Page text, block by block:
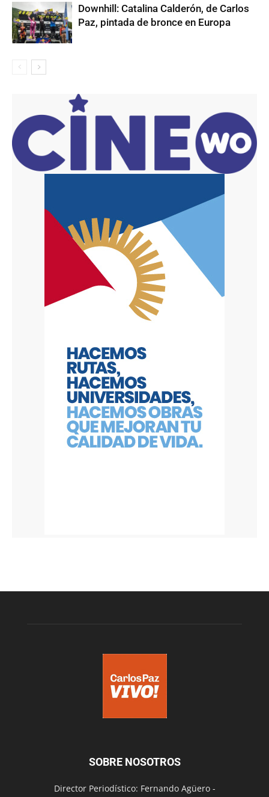
Downhill: Catalina Calderón, de Carlos
Paz, pintada de bronce en Europa
SOBRE NOSOTROS
Director Periodístico: Fernando Agüero -